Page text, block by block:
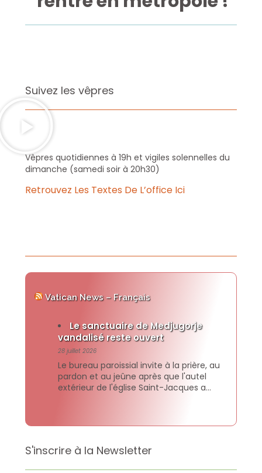
dernières forces en l’élisant
pour gouverner la province de
second mandat, en 1940.
Suivez les vêpres
Vêpres quotidiennes à 19h et vigiles solennelles du
dimanche (samedi soir à 20h30)
Retrouvez Les Textes De L’office Ici
Vatican News – Français
Le sanctuaire de Medjugorje
vandalisé reste ouvert
28 juillet 2026
Le bureau paroissial invite à la prière, au
pardon et au jeûne après que l'autel
extérieur de l'église Saint-Jacques a
communiqué. Tout lire
S'inscrire à la Newsletter